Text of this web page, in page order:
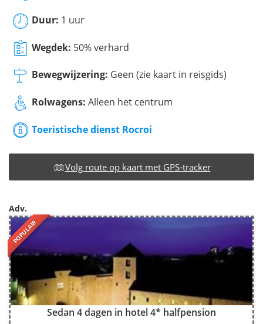
Duur: 1 uur
Wegdek: 50% verhard
Bewegwijzering: Geen (zie kaart in reisgids)
Rolwagens: Alleen het centrum
Toeristische dienst Rocroi
Volg route op kaart met GPS-tracker
Adv.
POPULAIR
Sedan 4 dagen in hotel 4* halfpension